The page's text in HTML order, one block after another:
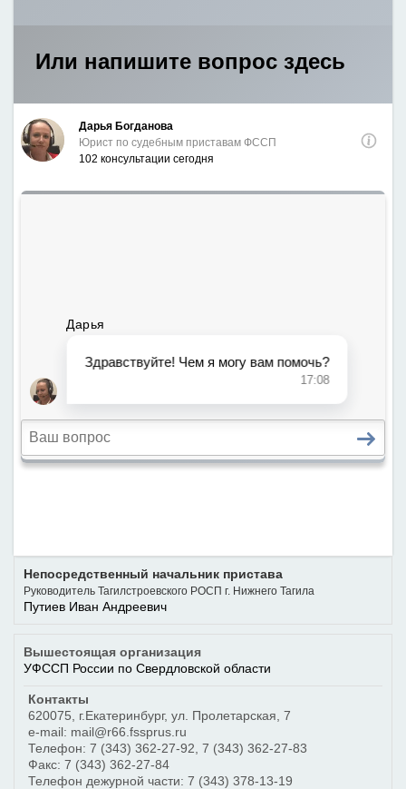
Непосредственный начальник пристава
Руководитель Тагилстроевского РОСП г. Нижнего Тагила
Путиев Иван Андреевич
Вышестоящая организация
УФССП России по Свердловской области
Контакты
620075
г.Екатеринбург, ул. Пролетарская, 7
e-mail: mail@r66.fssprus.ru
Телефон: 7 (343) 362-27-92 7 (343) 362-27-83
Факс: 7 (343) 362-27-84
Телефон дежурной части: 7 (343) 378-13-19